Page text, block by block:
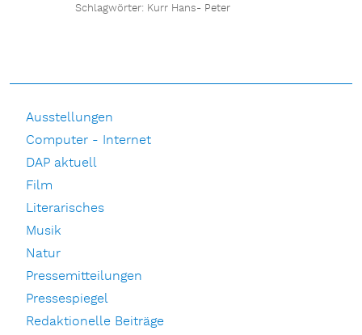
Schlagwörter: Kurr Hans- Peter
Ausstellungen
Computer - Internet
DAP aktuell
Film
Literarisches
Musik
Natur
Pressemitteilungen
Pressespiegel
Redaktionelle Beiträge